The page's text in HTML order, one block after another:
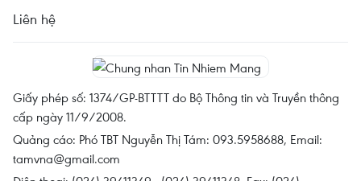
Liên hệ
Giấy phép số: 1374/GP-BTTTT do Bộ Thông tin và Truyền thông
cấp ngày 11/9/2008.
Quảng cáo: Phó TBT Nguyễn Thị Tám: 093.5958688, Email:
tamvna@gmail.com